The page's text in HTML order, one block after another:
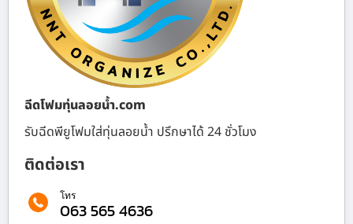
ฉีดโฟมทุ่นลอยน้ำ.com
รับฉีดพียูโฟมใส่ทุ่นลอยน้ำ ปรึกษาได้ 24 ชั่วโมง
ติดต่อเรา
โทร
063 565 4636